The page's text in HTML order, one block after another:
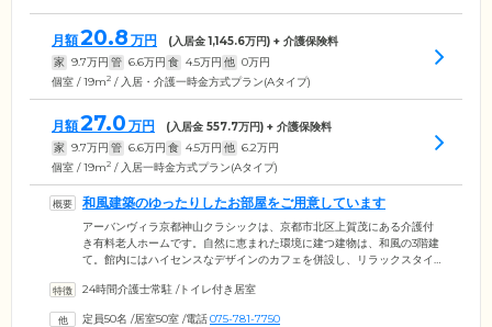
月額20.8 万円 (入居金1,145.6万円) + 介護保険料
家 9.7万円 管 6.6万円 食 4.5万円 他 0万円
個室 / 19m2 / 入居・介護一時金方式プラン(Aタイプ)
月額27.0 万円 (入居金 557.7万円) + 介護保険料
家 9.7万円 管 6.6万円 食 4.5万円 他 6.2万円
個室 / 19m2 / 入居一時金方式プラン(Aタイプ)
和風建築のゆったりしたお部屋をご用意しています
アーバンヴィラ京都神山クラシックは、京都市北区上賀茂にある介護付
き有料老人ホームです。自然に恵まれた環境に建つ建物は、和風の3階建
て。館内にはハイセンスなデザインのカフェを併設し、リラックスタイ
の個室をご用意。ご家族様がご訪問の際にも、くつろいでいただける広
24時間介護士常駐 /トイレ付き居室
定員50名 /居室50室 /電話075-781-7750